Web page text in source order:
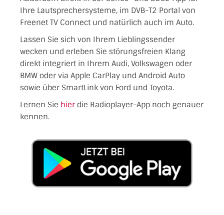
Ihre Lautsprechersysteme, im DVB-T2 Portal von
Freenet TV Connect und natürlich auch im Auto.
Lassen Sie sich von Ihrem Lieblingssender
wecken und erleben Sie störungsfreien Klang
direkt integriert in Ihrem Audi, Volkswagen oder
BMW oder via Apple CarPlay und Android Auto
sowie über SmartLink von Ford und Toyota.
Lernen Sie hier die Radioplayer-App noch genauer
kennen.